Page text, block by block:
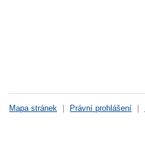
Mapa stránek Právní prohlášení